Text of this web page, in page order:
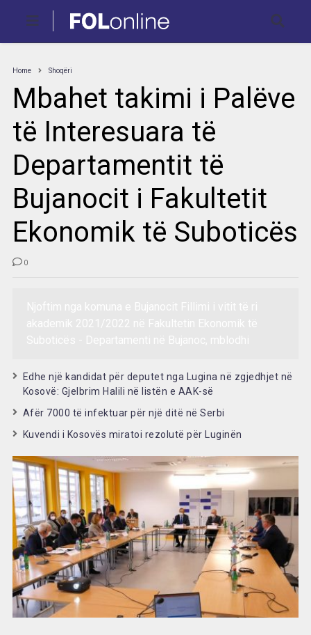
Home Shoqëri
Mbahet takimi i Palëve
të Interesuara të
Departamentit të
Bujanocit i Fakultetit
Ekonomik të Suboticës
0
Edhe një kandidat për deputet nga Lugina në zgjedhjet në
Kosovë: Gjelbrim Halili në listën e AAK-së
Afër 7000 të infektuar për një ditë në Serbi
Kuvendi i Kosovës miratoi rezolutë për Luginën